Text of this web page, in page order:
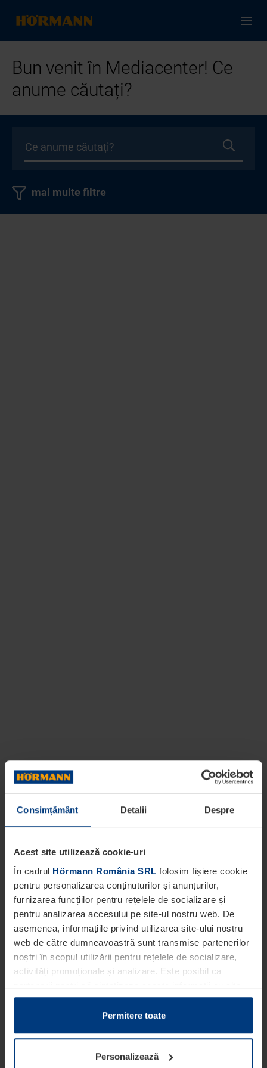
Consimțământ Detalii Despre
Acest site utilizează cookie-uri
În cadrul Hörmann România SRL folosim fișiere cookie
pentru personalizarea conținuturilor și anunțurilor,
furnizarea funcțiilor pentru rețelele de socializare și
pentru analizarea accesului pe site-ul nostru web. De
asemenea, informațiile privind utilizarea site-ului nostru
web de către dumneavoastră sunt transmise partenerilor
noștri în scopul utilizării pentru rețelele de socializare,
activități promoționale și analizare. Este posibil ca
partenerii noștri să sintetizeze aceste informații cu alte
date pe care dumneavoastră le-ați pus la dispoziția
acestora ori care au fost colectate în cadrul utilizării
Din punct de vedere legal, putem stoca fișiere cookie pe
dispozitivul dumneavoastră în cazul în care acestea sunt
Permitere toate
Personalizează
Bun venit în Mediacenter! Ce
anume căutați?
mai multe filtre